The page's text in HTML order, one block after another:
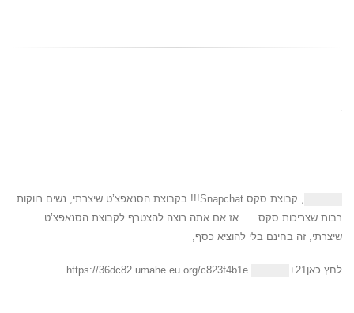
, קבוצת סקס Snapchat!!! בקבוצת הסנאפצ’ט שיצרתי, נשים רווקות
רבות שצריכות סקס….. אז אם אתה רוצה להצטרף לקבוצת הסנאפצ’ט
שיצרתי, זה בחינם בלי להוציא כסף,
לחץ כאן21+